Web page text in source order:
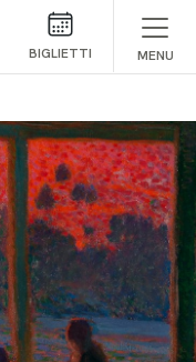
BIGLIETTI MENU